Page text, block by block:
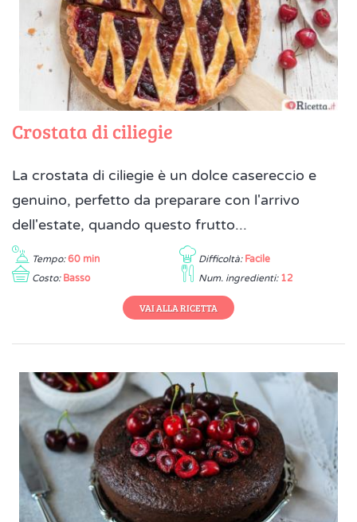
Crostata di ciliegie
La crostata di ciliegie è un dolce casereccio e
genuino, perfetto da preparare con l'arrivo
dell'estate, quando questo frutto...
Tempo: 60 min Difficoltà: Facile
Costo: Basso Num. ingredienti: 12
VAI ALLA RICETTA